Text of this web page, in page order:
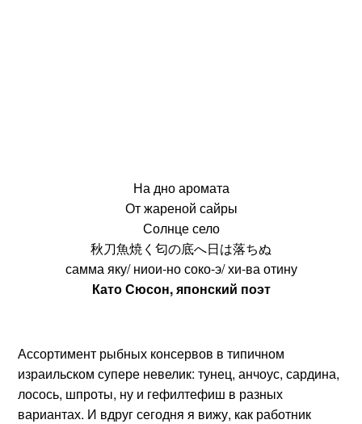
На дно аромата
От жареной сайры
Солнце село
秋刀魚焼く匂の底へ日は落ちぬ
самма яку/ ниои-но соко-э/ хи-ва отину
Като Сюсон, японский поэт
Ассортимент рыбных консервов в типичном
израильском супере невелик: тунец, анчоус, сардина,
лосось, шпроты, ну и гефилтефиш в разных
вариантах. И вдруг сегодня я вижу, как работник